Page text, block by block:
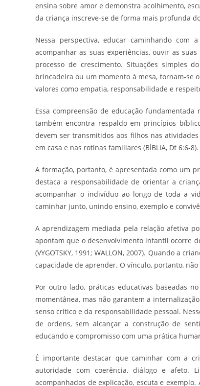
ensina sobre amor e demonstra acolhimento,
da criança inscreve-se de forma mais profunda
Nessa perspectiva, educar caminhando com
acompanhar as suas experiências, ouvir as
processo de crescimento. Situações simples
brincadeira ou um momento à mesa, tornam-se
valores como empatia, responsabilidade e
Essa compreensão de educação
também encontra respaldo em princípios
devem ser transmitidos aos filhos nas
em casa e nas rotinas familiares (BÍBLIA, Dt 6:6-8).
A formação, portanto, é apresentada como um
destaca a responsabilidade de orientar a
acompanhar o indivíduo ao longo de toda a
caminhar junto, unindo ensino, exemplo e
A aprendizagem mediada pela relação afetiva
apontam que o desenvolvimento infantil ocorre
(VYGOTSKY, 1991; WALLON, 2007). Quando a
capacidade de aprender. O vínculo, portanto,
Por outro lado, práticas educativas baseadas
momentânea, mas não garantem a
senso crítico e da responsabilidade pessoal.
de ordens, sem alcançar a construção de
educando e compromisso com uma prática
É importante destacar que caminhar com a
autoridade com coerência, diálogo e afeto.
acompanhados de explicação, escuta e